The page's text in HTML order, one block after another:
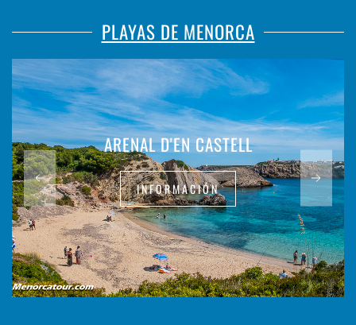
PLAYAS DE MENORCA
ARENAL D'EN CASTELL
INFORMACIÓN